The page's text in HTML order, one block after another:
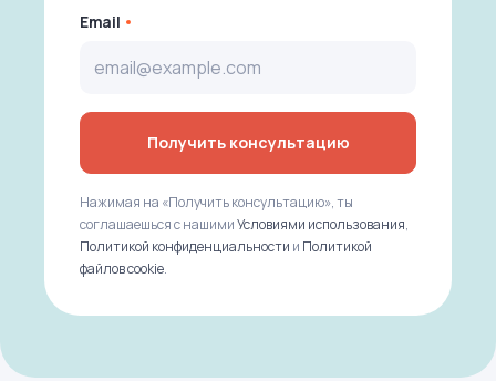
Email
Получить консультацию
Нажимая на «Получить консультацию», ты
соглашаешься с нашимиУсловиями использования,
Политикой конфиденциальности и Политикой
файлов cookie.